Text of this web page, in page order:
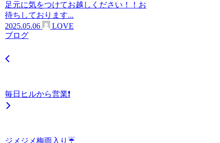
足元に気をつけてお越しください！！お
待ちしております...
2025.05.06
LOVE
ブログ
毎日ヒルから営業❗
ジメジメ梅雨入り☔